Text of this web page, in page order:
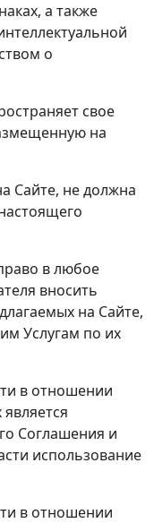
а также
о
свое
на
Сайте, не должна
в любое
вносить
на Сайте,
Услугам по их
в отношении
Соглашения и
использование
в отношении